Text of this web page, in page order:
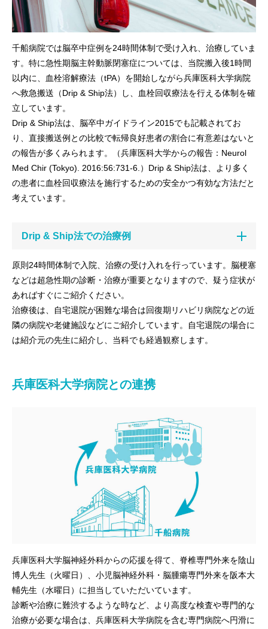
千船病院では脳卒中症例を24時間体制で受け入れ、治療していま
す。特に急性期脳主幹動脈閉塞症については、当院搬入後1時間
以内に、血栓溶解療法（tPA）を開始しながら兵庫医科大学病院
へ救急搬送（Drip & Ship法）し、血栓回収療法を行える体制を確
立しています。
Drip & Ship法は、脳卒中ガイドライン2015でも記載されてお
り、直接搬送例との比較で転帰良好患者の割合に有意差はないと
の報告が多くみられます。（兵庫医科大学からの報告：Neurol
Med Chir (Tokyo). 2016:56:731-6.）Drip & Ship法は、より多く
の患者に血栓回収療法を施行するための安全かつ有効な方法だと
考えています。
Drip & Ship法での治療例
原則24時間体制で入院、治療の受け入れを行っています。脳梗塞
などは超急性期の診断・治療が重要となりますので、疑う症状が
あればすぐにご紹介ください。
治療後は、自宅退院が困難な場合は回復期リハビリ病院などの近
隣の病院や老健施設などにご紹介しています。自宅退院の場合に
は紹介元の先生に紹介し、当科でも経過観察します。
兵庫医科大学病院との連携
兵庫医科大学脳神経外科からの応援を得て、脊椎専門外来を陰山
博人先生（火曜日）、小児脳神経外科・脳腫瘍専門外来を阪本大
輔先生（水曜日）に担当していただいています。
診断や治療に難渋するような時など、より高度な検査や専門的な
治療が必要な場合は、兵庫医科大学病院を含む専門病院へ円滑に